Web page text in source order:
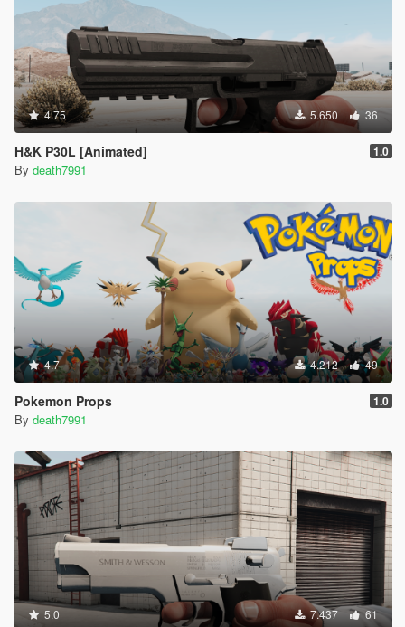
4.75 5.650 36
H&K P30L [Animated] 1.0
By death7991
4.7 4.212 49
Pokemon Props 1.0
By death7991
5.0 7.437 61